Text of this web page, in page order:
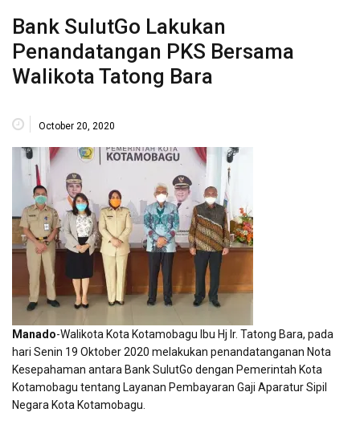
Bank SulutGo Lakukan
Penandatangan PKS Bersama
Walikota Tatong Bara
October 20, 2020
Manado-Walikota Kota Kotamobagu Ibu Hj Ir. Tatong Bara, pada
hari Senin 19 Oktober 2020 melakukan penandatanganan Nota
Kesepahaman antara Bank SulutGo dengan Pemerintah Kota
Kotamobagu tentang Layanan Pembayaran Gaji Aparatur Sipil
Negara Kota Kotamobagu.